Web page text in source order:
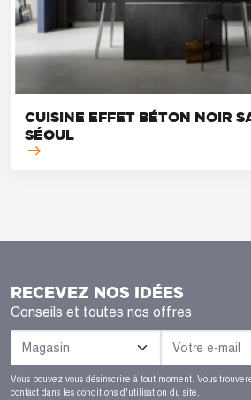
CUISINE EFFET BÉTON NOIR
SÉOUL
RECEVEZ NOS IDÉES
Conseils et toutes nos offres
Vous pouvez vous désinscrire à tout moment. Vous
contact dans les conditions d'utilisation du site.